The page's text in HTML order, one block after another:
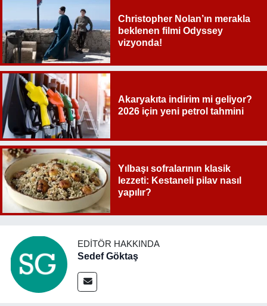
Christopher Nolan’ın merakla
beklenen filmi Odyssey
vizyonda!
Akaryakıta indirim mi geliyor?
2026 için yeni petrol tahmini
Yılbaşı sofralarının klasik
lezzeti: Kestaneli pilav nasıl
yapılır?
EDITÖR HAKKINDA
Sedef Göktaş